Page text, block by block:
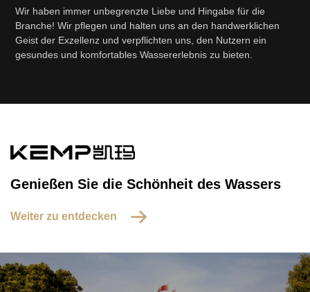
Wir haben immer unbegrenzte Liebe und Hingabe für die
Branche! Wir pflegen und halten uns an den handwerklichen
Geist der Exzellenz und verpflichten uns, den Nutzern ein
gesundes und komfortables Wassererlebnis zu bieten.
Genießen Sie die Schönheit des Wassers
Weiter zu entdecken